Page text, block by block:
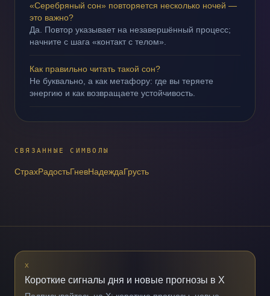
«Серебряный сон» повторяется несколько ночей —
это важно?
Да. Повтор указывает на незавершённый процесс;
начните с шага «контакт с телом».
Как правильно читать такой сон?
Не буквально, а как метафору: где вы теряете
энергию и как возвращаете устойчивость.
СВЯЗАННЫЕ СИМВОЛЫ
СтрахРадостьГневНадеждаГрусть
X
Короткие сигналы дня и новые прогнозы в X